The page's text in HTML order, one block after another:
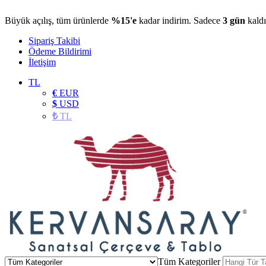
Büyük açılış, tüm ürünlerde %15'e kadar indirim. Sadece 3 gün
Sipariş Takibi
Ödeme Bildirimi
İletişim
TL
€ EUR
$ USD
₺TL
Tüm Kategoriler